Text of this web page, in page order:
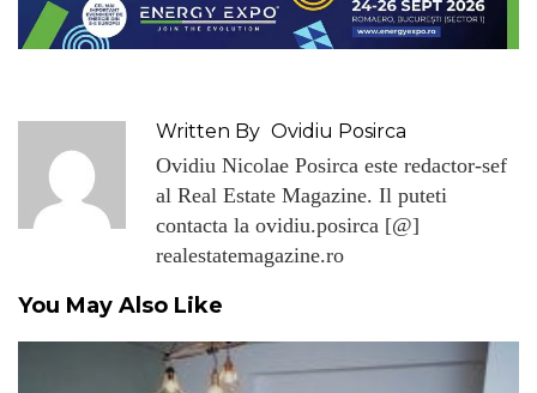
Written By Ovidiu Posirca
Ovidiu Nicolae Posirca este redactor-sef
al Real Estate Magazine. Il puteti
contacta la ovidiu.posirca [@]
realestatemagazine.ro
You May Also Like